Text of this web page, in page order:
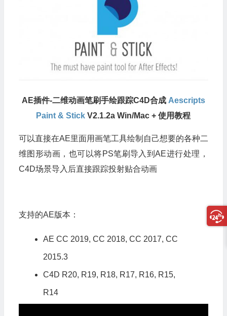
AE插件-二维动画笔刷手绘跟踪C4D合成 Aescripts
Paint & Stick V2.1.2a Win/Mac + 使用教程
可以直接在AE里面用画笔工具绘制自己想要的各种二
维图形动画，也可以将PS笔刷导入到AE进行处理，
C4D场景导入后直接跟踪投射贴合动画
支持的AE版本：
AE CC 2019, CC 2018, CC 2017, CC
2015.3
C4D R20, R19, R18, R17, R16, R15,
R14